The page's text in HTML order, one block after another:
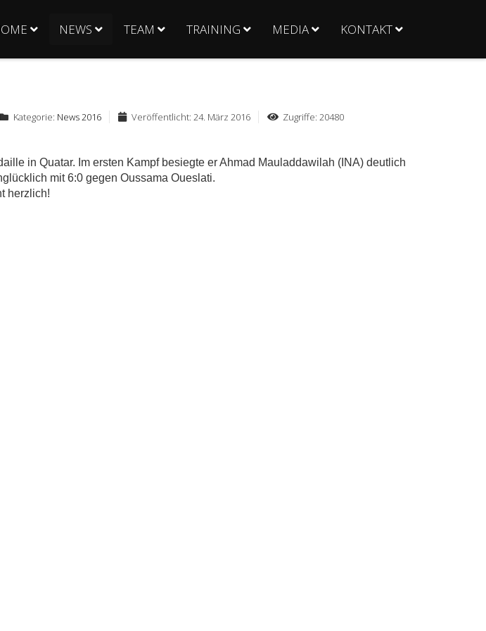
NEWS TEAM TRAINING MEDIA KONTAKT
Kategorie: News 2016 Veröffentlicht: 24. März 2016 Zugriffe: 20480
in Quatar. Im ersten Kampf besiegte er Ahmad Mauladdawilah (INA) deutlich
mit 6:0 gegen Oussama Oueslati.
herzlich!